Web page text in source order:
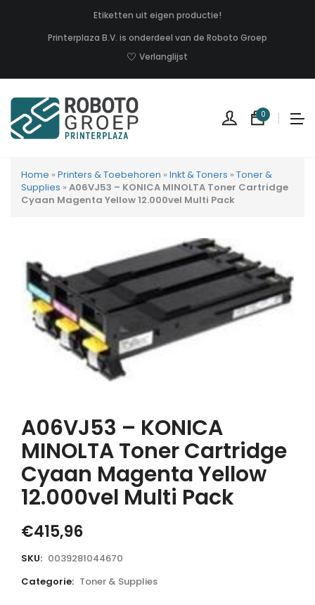
Etiketten uit eigen productie!
Printerplaza B.V. is onderdeel van de Roboto Groep
Verlanglijst
0
in
uw
Home » Printers & Toebehoren » Inkt & Toners » Toner &
Supplies » A06VJ53 – KONICA MINOLTA Toner Cartridge
Cyaan Magenta Yellow 12.000vel Multi Pack
A06VJ53 – KONICA
MINOLTA Toner Cartridge
Cyaan Magenta Yellow
12.000vel Multi Pack
€415,96
SKU: 0039281044670
Categorie: Toner & Supplies